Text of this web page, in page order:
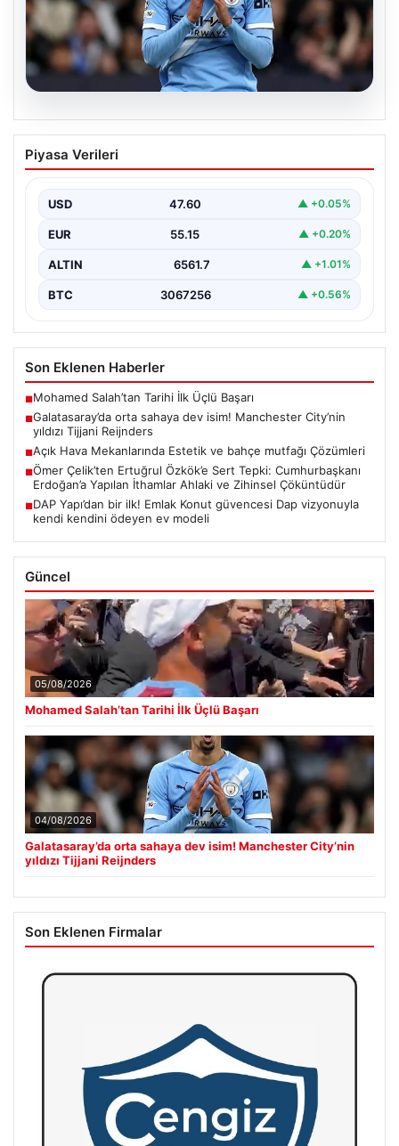
Galatasaray’da orta sahaya dev isim!
Manchester City’nin yıldızı Tijjani
Piyasa Verileri
USD 47.60 ▲ +0.05%
EUR 55.15 ▲ +0.20%
ALTIN 6561.7 ▲ +1.01%
BTC 3067256 ▲ +0.56%
Son Eklenen Haberler
■Mohamed Salah’tan Tarihi İlk Üçlü Başarı
■Galatasaray’da orta sahaya dev isim! Manchester City’nin
yıldızı Tijjani Reijnders
■Açık Hava Mekanlarında Estetik ve bahçe mutfağı Çözümleri
■Ömer Çelik’ten Ertuğrul Özkök’e Sert Tepki: Cumhurbaşkanı
Erdoğan’a Yapılan İthamlar Ahlaki ve Zihinsel Çöküntüdür
■DAP Yapı’dan bir ilk! Emlak Konut güvencesi Dap vizyonuyla
kendi kendini ödeyen ev modeli
Güncel
05/08/2026
Mohamed Salah’tan Tarihi İlk Üçlü Başarı
04/08/2026
Galatasaray’da orta sahaya dev isim! Manchester City’nin
yıldızı Tijjani Reijnders
Son Eklenen Firmalar